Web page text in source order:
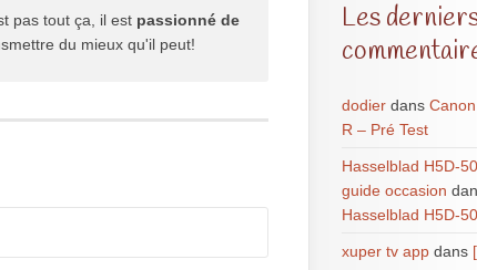
pas tout ça, il est passionné de
du mieux qu'il peut!
Les
dodierdans
R – Pré Test
Hasselblad H5D-
guide occasion
Hasselblad H5D-
xuper tv appdans